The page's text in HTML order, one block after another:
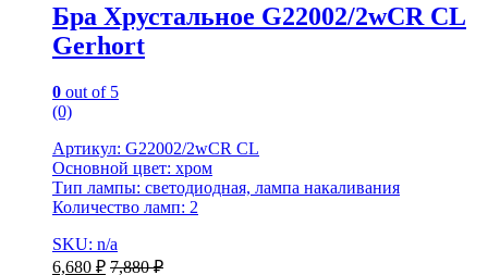
Бра Хрустальное G22002/2wCR CL
Gerhort
0 out of 5
(0)
Артикул: G22002/2wCR CL
Основной цвет: хром
Тип лампы: светодиодная, лампа накаливания
Количество ламп: 2
SKU: n/a
6,680 ₽ 7,880₽